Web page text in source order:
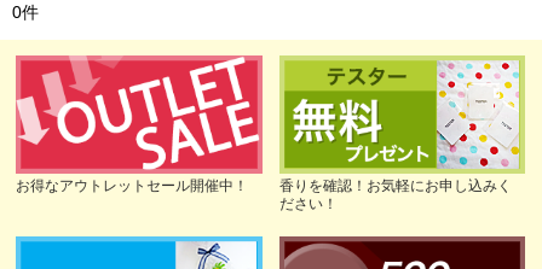
0件
お得なアウトレットセール開催中！
香りを確認！お気軽にお申し込みく
ださい！